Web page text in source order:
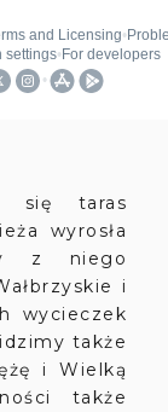
się taras
wyrosła
z niego
i
wycieczek
także
i Wielką
także